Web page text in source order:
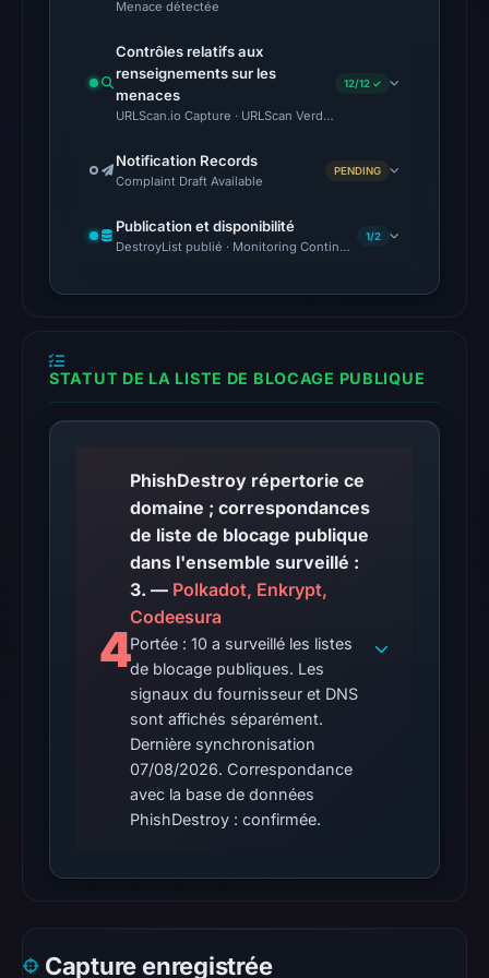
7,
at
UTC.
OTX
17
community
2026
15:38
UTC.
Spamhaus
DBL:
DBL_PHISH
on
Jul
14,
2026
at
14:36
UTC.
Cloudflare
Radar
the
malicious;
Menace détectée
Contrôles relatifs aux
renseignements sur les
menaces
URLScan.io Capture · URLScan Verdict · Cloudflare Radar
12/12 ✓
Notification Records
Complaint Draft Available
PENDING
Publication et disponibilité
DestroyList publié · Monitoring Continues
1/2
STATUT DE LA LISTE DE BLOCAGE PUBLIQUE
4
PhishDestroy répertorie ce
domaine ; correspondances
de liste de blocage publique
dans l'ensemble surveillé :
3. — Polkadot, Enkrypt,
Codeesura
Portée : 10 a surveillé les listes
de blocage publiques. Les
signaux du fournisseur et DNS
sont affichés séparément.
Dernière synchronisation
07/08/2026. Correspondance
avec la base de données
PhishDestroy : confirmée.
Capture enregistrée